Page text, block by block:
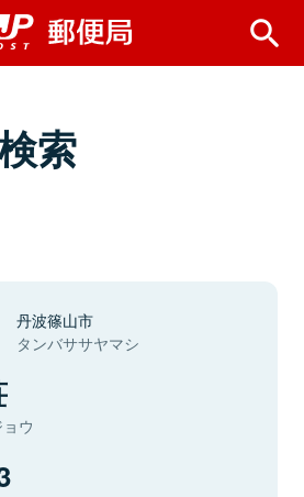
索
丹波篠山市
タンバササヤマシ
ウ